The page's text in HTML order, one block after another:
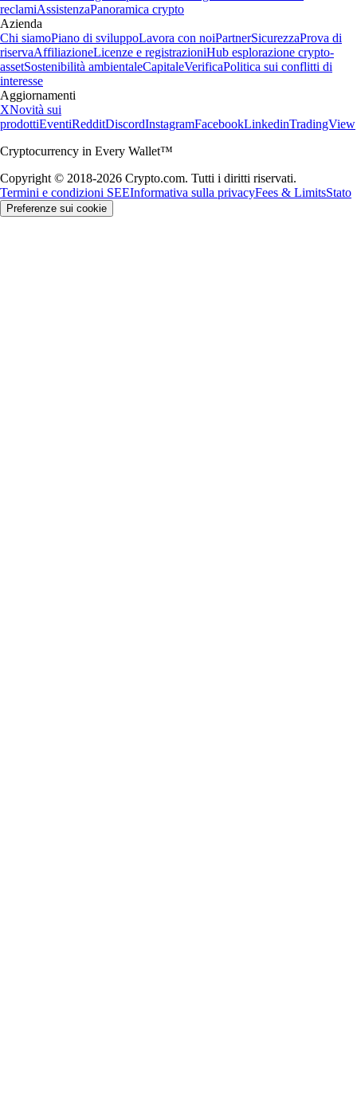
reclamiAssistenzaPanoramica crypto
Azienda
Chi siamoPiano di sviluppoLavora con noiPartnerSicurezzaProva di
riservaAffiliazioneLicenze e registrazioniHub esplorazione crypto-
assetSostenibilità ambientaleCapitaleVerificaPolitica sui conflitti di
interesse
Aggiornamenti
XNovità sui
prodottiEventiRedditDiscordInstagramFacebookLinkedinTradingView
Cryptocurrency in Every Wallet™
Copyright © 2018-2026 Crypto.com. Tutti i diritti riservati.
Termini e condizioni SEEInformativa sulla privacyFees & LimitsStato
Preferenze sui cookie